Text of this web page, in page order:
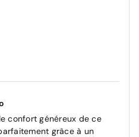
confort généreux de ce
grâce à un